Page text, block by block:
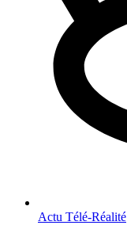
Actu Télé-Réalité